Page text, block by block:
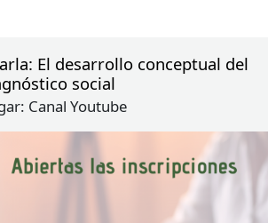
El desarrollo conceptual del
social
Canal Youtube